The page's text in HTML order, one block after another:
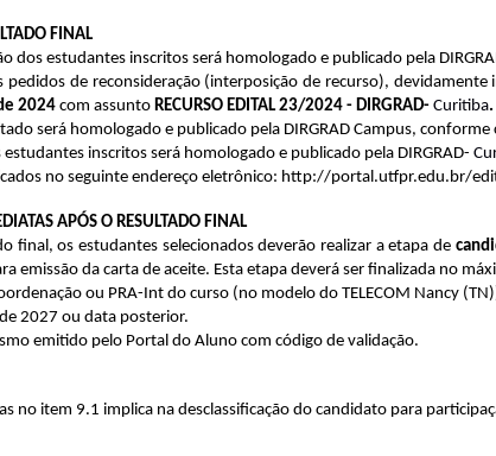
FINAL
dos estudantes inscritos será homologado e publicado pela
de reconsideração (interposição de recurso),
2024 com assunto RECURSO EDITAL 23/2024 - DIRGRAD- Curitiba.
será homologado e publicado pela DIRGRAD Campus,
inscritos será homologado e publicado pela DIRGRAD-
no seguinte endereço eletrônico: http://portal.utfpr.edu.br/
APÓS O RESULTADO FINAL
final, os estudantes selecionados deverão realizar a etapa de
emissão da carta de aceite. Esta etapa deverá ser finalizada no
ou PRA-Int do curso (no modelo do TELECOM Nancy
2027 ou data posterior.
emitido pelo Portal do Aluno com código de validação.
no item 9.1 implica na desclassificação do candidato para